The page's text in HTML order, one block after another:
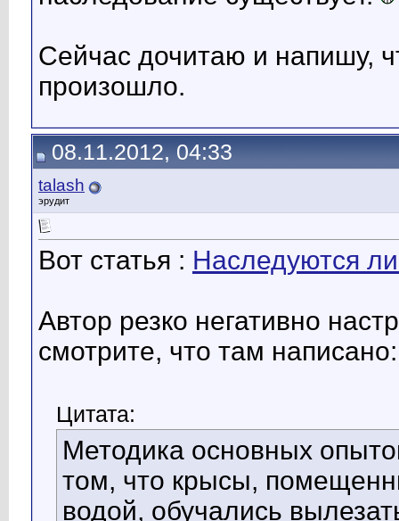
Сейчас дочитаю и напишу,
произошло.
08.11.2012, 04:33
talash
эрудит
Вот статья : Наследуются
Автор резко негативно
смотрите, что там написано:
Цитата:
Методика основных
том, что крысы,
водой, обучались